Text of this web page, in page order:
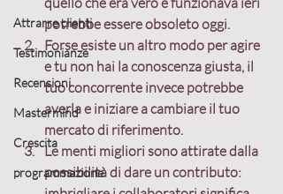
Attrarre clienti
Testimonianze
Recensioni
Mastermind
Crescita
programmazione
potrebbe essere obsoleto oggi.
Forse esiste un altro modo per agire
e tu non hai la conoscenza giusta, il
tuo concorrente invece potrebbe
averla e iniziare a cambiare il tuo
mercato di riferimento.
Le menti migliori sono attirate dalla
possibilità di dare un contributo: